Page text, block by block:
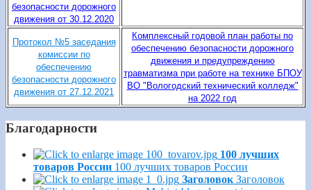
безопасности дорожного
движения от 30.12.2020
Протокол №5 заседания
комиссии по
обеспечению
безопасности дорожного
движения от 27.12.2021
Комплексный годовой план работы по
обеспечению безопасности дорожного
движения и предупреждению
травматизма при работе на технике БПОУ
ВО "Вологодский технический колледж"
на 2022 год
Благодарности
100 лучших
товаров России 100 лучших товаров России
Заголовок Заголовок